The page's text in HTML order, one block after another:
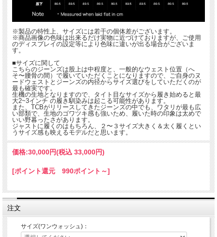
※製品の特性上、サイズには若干の個体差がございます。
※商品画像の色味は出来るだけ実物に近づけておりますが、ご使用
のディスプレイの設定等により色味に違いが出る場合がございま
す。
■サイズに関して
こちらのジーンズは股上は中程度と、一般的なウェスト位置（へ
そ〜腰骨の間）で履いていただくことになりますので、ご自身のヌ
ードウェストとジーンズの内径からサイズ選びをしていただくのが
最も確実です。
生機の生地となりますので、タイト目なサイズから履き始めると最
大2~3インチ の履き馴染みは起こる可能性があります。
また、TCBがリリースしてきたジーンズの中でも、ワタリが最も広
い部類で、生地のゴワツキ感も強いため、履いた時の印象は太めで
いい野暮ったさがあります。
ジャストに履くのはもちろん、２〜３サイズ大きく＆太く履くとい
うサイズ感も映えるモデルだと思います。
価格:30,000円(税込 33,000円)
[ポイント還元 990ポイント～]
注文
サイズ(ワンウォッシュ)：